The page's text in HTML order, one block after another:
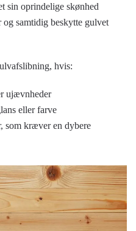
sin oprindelige skønhed
samtidig beskytte gulvet
hvis:
ujævnheder
eller farve
som kræver en dybere